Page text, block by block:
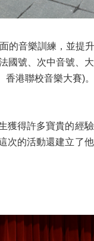
的音樂訓練，並提
國號、次中音號、
港聯校音樂大賽)
獲得許多寶貴的經
的活動還建立了